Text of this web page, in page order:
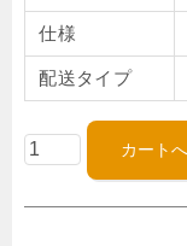
仕様
配送タイプ